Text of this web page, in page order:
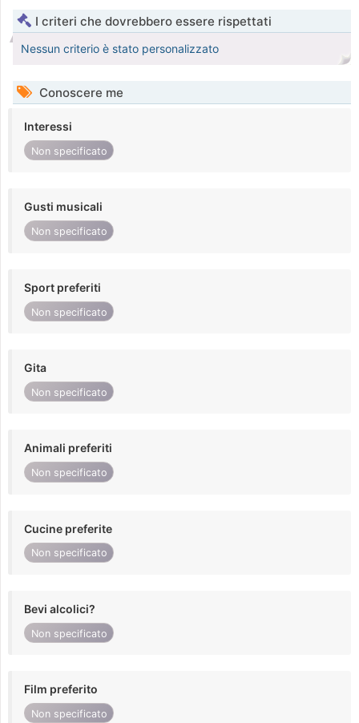
I criteri che dovrebbero essere rispettati
Nessun criterio è stato personalizzato
Conoscere me
Interessi
Non specificato
Gusti musicali
Non specificato
Sport preferiti
Non specificato
Gita
Non specificato
Animali preferiti
Non specificato
Cucine preferite
Non specificato
Bevi alcolici?
Non specificato
Film preferito
Non specificato